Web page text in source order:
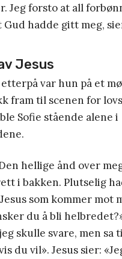
Jeg forsto at all
hadde gitt meg,
Jesus
var hun på et
fram til scenen for
Sofie stående alene i
hellige ånd over
i bakken. Plutselig
som kommer mot
du å bli
skulle svare, men sa
du vil». Jesus sier: